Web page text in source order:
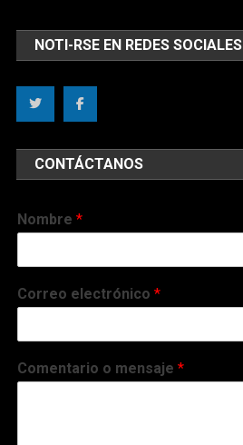
NOTI-RSE EN REDES SOCIALES
CONTÁCTANOS
Nombre*
Correo electrónico*
Comentario o mensaje*